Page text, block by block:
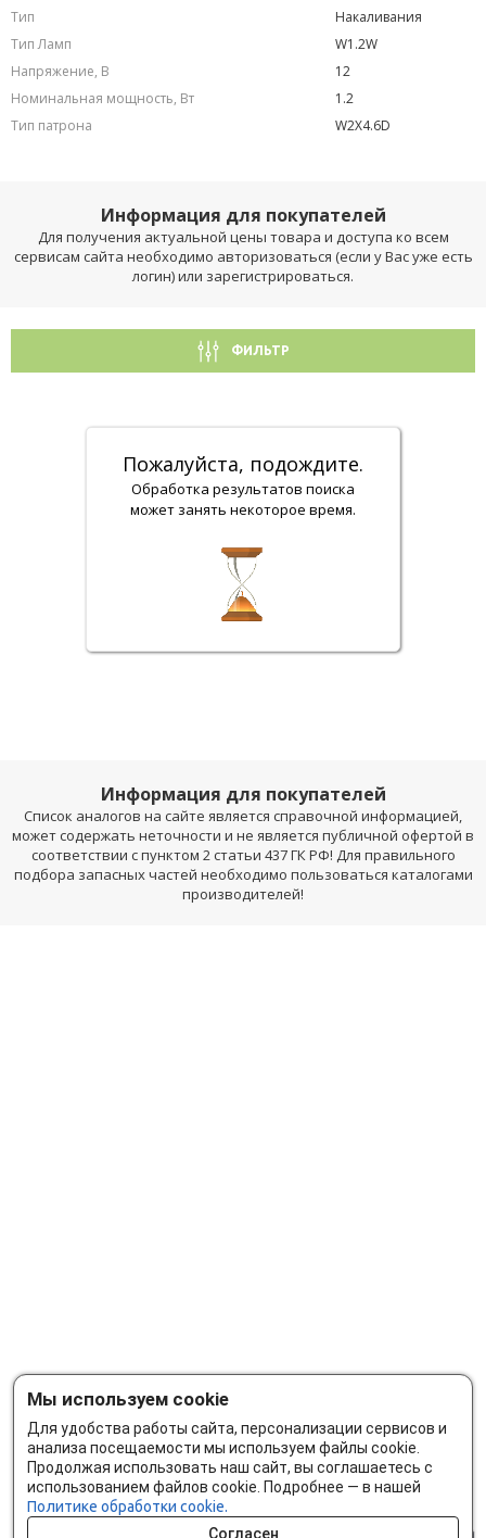
Тип
Накаливания
Тип Ламп
W1.2W
Напряжение, В
12
Номинальная мощность, Вт
1.2
Тип патрона
W2X4.6D
Информация для покупателей
Для получения актуальной цены товара и доступа ко всем
сервисам сайта необходимо авторизоваться (если у Вас уже есть
логин) или зарегистрироваться.
ФИЛЬТР
Пожалуйста, подождите.
Обработка результатов поиска
может занять некоторое время.
Информация для покупателей
Список аналогов на сайте является справочной информацией,
может содержать неточности и не является публичной офертой в
соответствии с пунктом 2 статьи 437 ГК РФ! Для правильного
подбора запасных частей необходимо пользоваться каталогами
производителей!
Мы используем cookie
Для удобства работы сайта, персонализации сервисов и
анализа посещаемости мы используем файлы cookie.
Продолжая использовать наш сайт, вы соглашаетесь с
использованием файлов cookie. Подробнее — в нашей
Политике обработки cookie.
Согласен